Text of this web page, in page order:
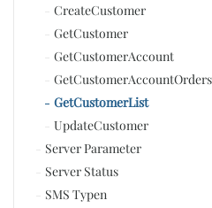
CreateCustomer
GetCustomer
GetCustomerAccount
GetCustomerAccountOrders
GetCustomerList
UpdateCustomer
Server Parameter
Server Status
SMS Typen